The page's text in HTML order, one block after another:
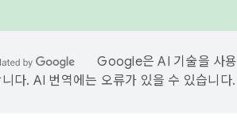
Google은 AI 기술을 사
다. AI 번역에는 오류가 있을 수 있습니다.